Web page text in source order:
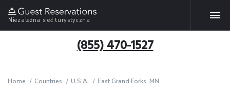
Niezależna sieć turystyczna
(855) 470-1527
Home Countries U.S.A. East Grand Forks, MN